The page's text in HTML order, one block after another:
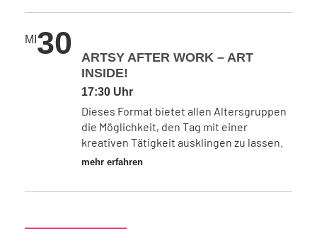
MI 30
ARTSY AFTER WORK – ART
INSIDE!
17:30 Uhr
Dieses Format bietet allen Altersgruppen
die Möglichkeit, den Tag mit einer
kreativen Tätigkeit ausklingen zu lassen.
mehr erfahren